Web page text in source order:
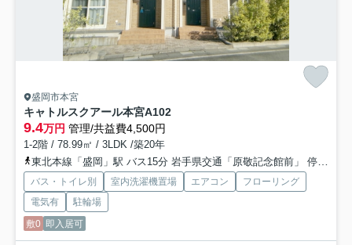
盛岡市本宮
キャトルスクアール本宮A102
9.4万円 管理/共益費4,500円
1-2階 / 78.99㎡ / 3LDK /築20年
東北本線「盛岡」駅 バス15分 岩手県交通「原敬記念館前」 停歩2分
バス・トイレ別 室内洗濯機置場 エアコン
フローリング
電気有
駐輪場
敷0 即入居可